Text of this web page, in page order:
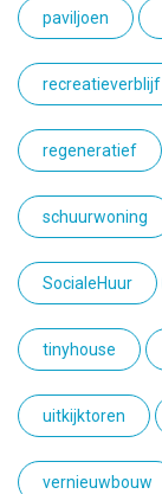
paviljoen
recreatieverblijf
regeneratief
schuurwoning
SocialeHuur
tinyhouse
uitkijktoren
vernieuwbouw